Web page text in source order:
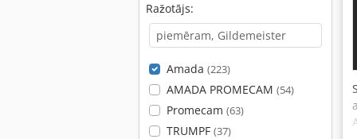
Ražotājs:
Amada (223)
AMADA PROMECAM (54)
Promecam (63)
TRUMPF (37)